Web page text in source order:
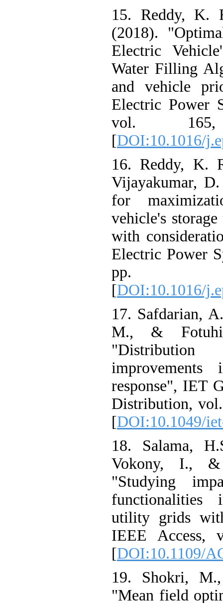
15. Reddy,
(2018).
Electric
Water Filling
and vehicle
Electric Power
vol.
[DOI:10.1016/
16. Reddy,
Vijayakumar,
for
vehicle's
with
Electric Power
pp.
[DOI:10.1016/
17. Safdarian,
M., &
response",
Distribution,
[DOI:10.1049/
18. Salama,
Vokony, I.,
"Studying
utility grids
IEEE
[DOI:10.1109/
19. Shokri,
"Mean field